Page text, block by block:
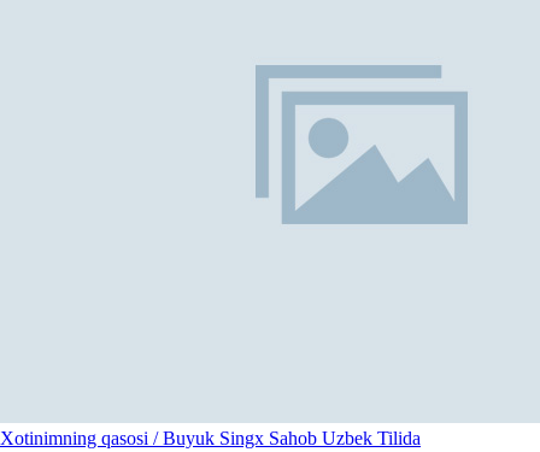
Xotinimning qasosi / Buyuk Singx Sahob Uzbek Tilida